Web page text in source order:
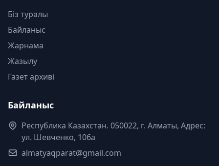
Біз туралы
Байланыс
Жарнама
Жазылу
Газет архиві
Байланыс
Республика Казахстан. 050022, г. Алматы, Адрес:
ул. Шевченко, 106а
almatyaqparat@gmail.com